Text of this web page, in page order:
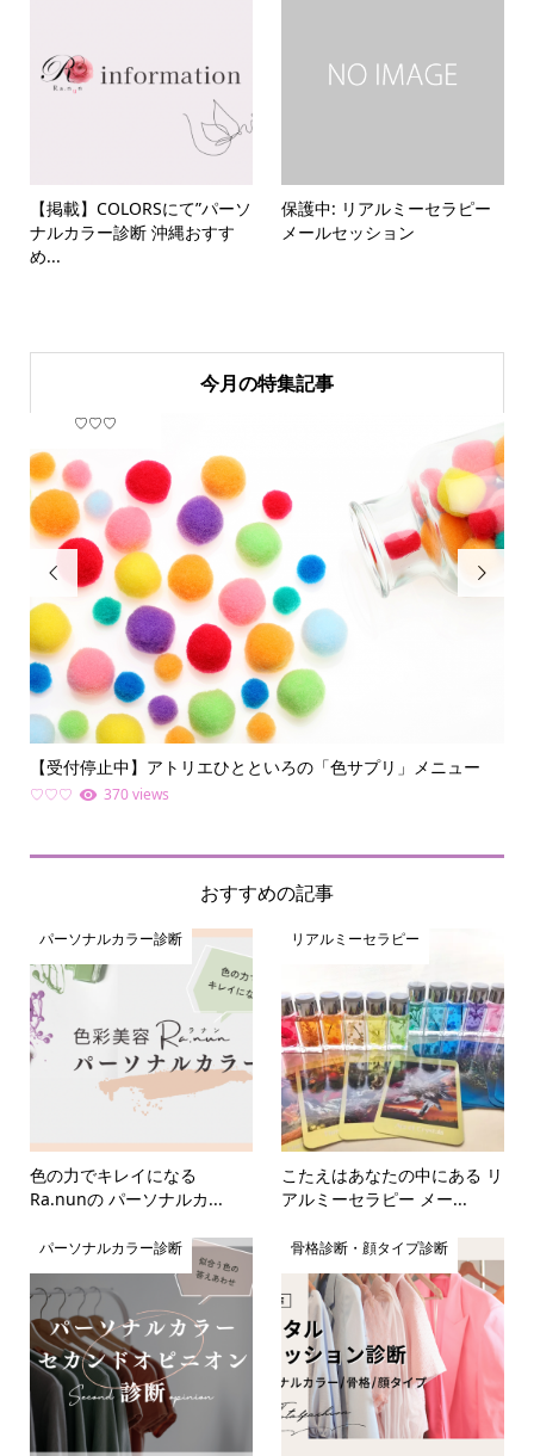
【掲載】COLORSにて”パーソ
ナルカラー診断 沖縄おすす
め...
保護中: リアルミーセラピー
メールセッション
今月の特集記事

【受付停止中】アトリエひとといろの「色サプリ」メニュー
♡♡♡ 370 views
♡♡♡

おすすめの記事
パーソナルカラー診断
色の力でキレイになる
Ra.nunの パーソナルカ...
リアルミーセラピー
こたえはあなたの中にある リ
アルミーセラピー メー...
パーソナルカラー診断 骨格診断・顔タイプ診断